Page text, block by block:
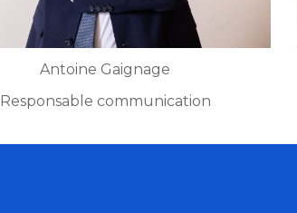
Antoine Gaignage
Responsable communication